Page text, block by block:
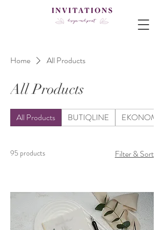
Home All Products
All Products
All Products BUTIQLINE EKONOM
95 products Filter & Sort